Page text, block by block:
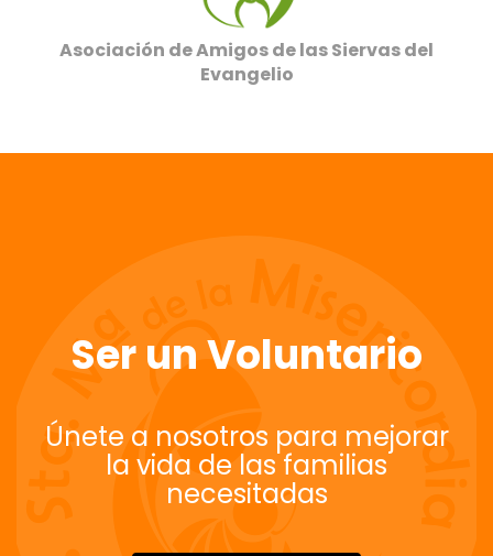
Asociación de Amigos de las Siervas del
Evangelio
Ser un Voluntario
Únete a nosotros para mejorar
la vida de las familias
necesitadas